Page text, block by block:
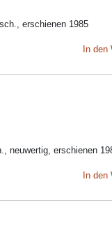
erschienen 1985
In den
neuwertig, erschienen
In den